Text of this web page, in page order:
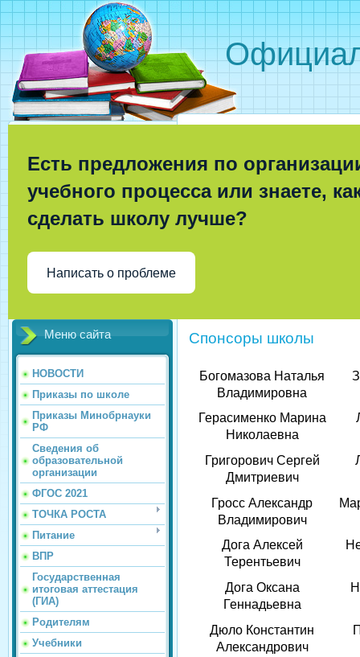
Есть предложения по
учебного процесса или знаете,
сделать школу лучше?
Написать о проблеме
Меню сайта
НОВОСТИ
Приказы по школе
Приказы Минобрнауки
РФ
Сведения об
образовательной
организации
ФГОС 2021
ТОЧКА РОСТА
Питание
ВПР
Государственная
итоговая аттестация
(ГИА)
Родителям
Учебники
Спонсоры школы
Богомазова Наталья
Владимировна
Герасименко Марина
Николаевна
Григорович Сергей
Дмитриевич
Гросс Александр
Владимирович
Дога Алексей
Терентьевич
Дога Оксана
Геннадьевна
Дюло Константин
Александрович